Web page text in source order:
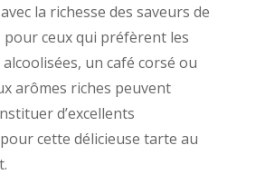
la richesse des saveurs de
pour ceux qui préfèrent les
un café corsé ou
arômes riches peuvent
d’excellents
cette délicieuse tarte au